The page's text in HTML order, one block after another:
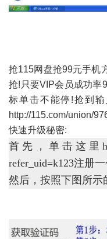
抢115网盘抢99元手机
抢!只要VIP会员成功率
标单击不能停!抢到
http://115.com/union/
快速升级秘密:
首先，单击这里
refer_uid=k123注册
然后，按照下图所示